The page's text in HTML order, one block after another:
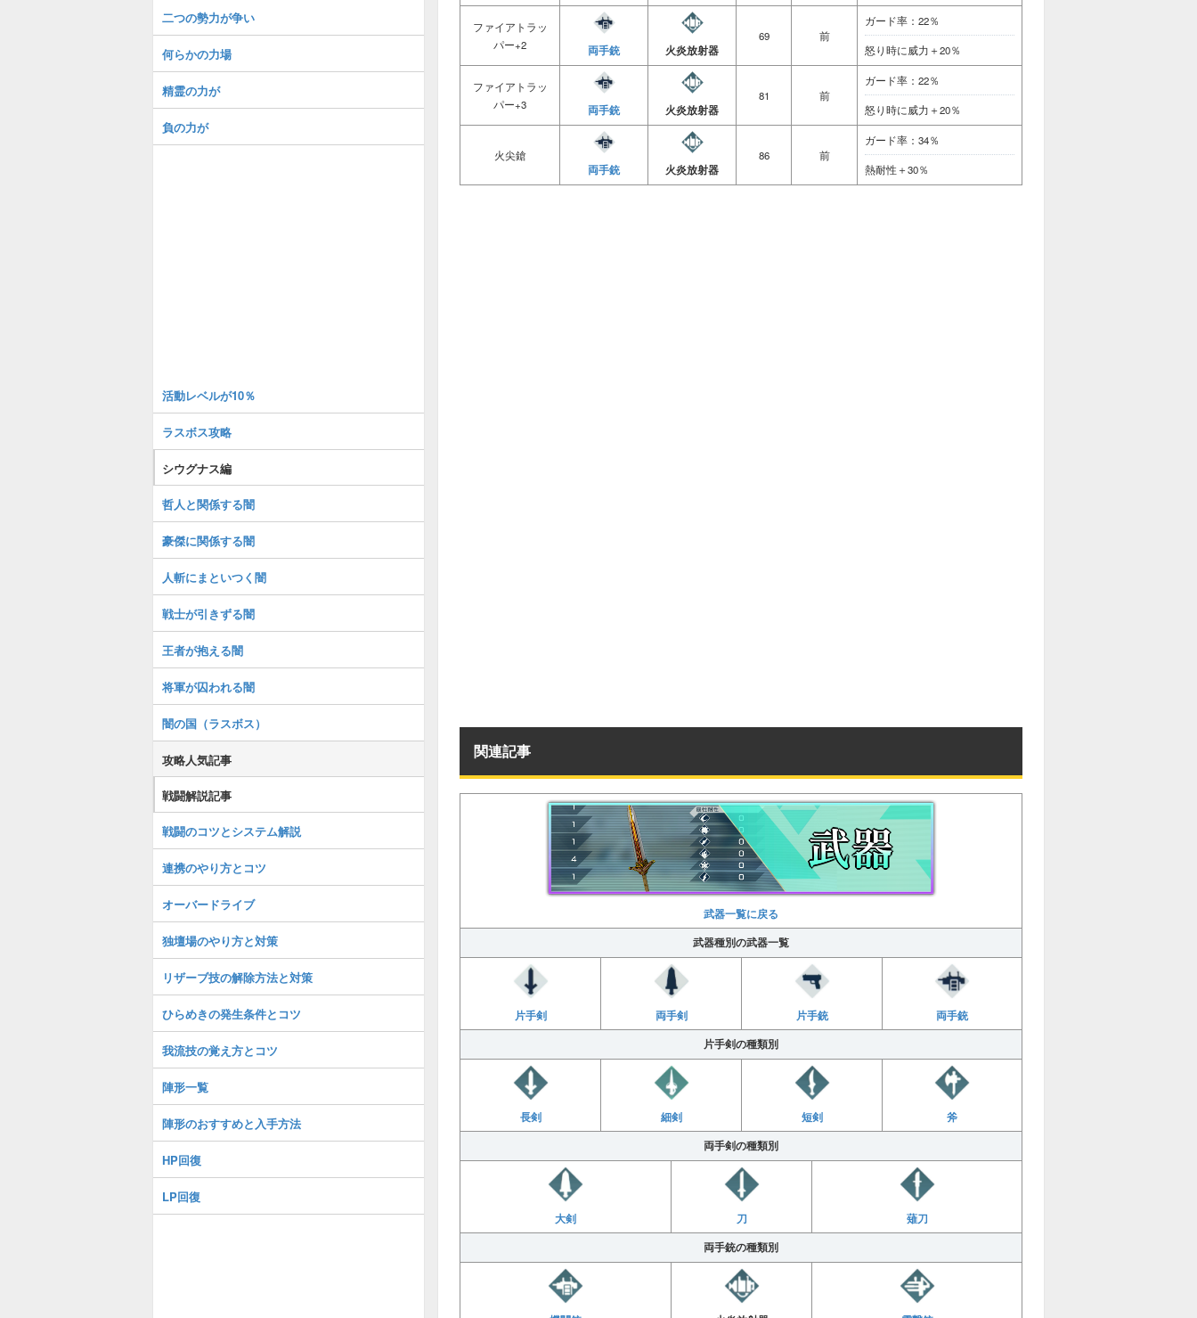
ファイアトラッ
パー+2
両手銃 火炎放射器
69 前
ガード率：22％
怒り時に威力＋20％
ファイアトラッ
パー+3
両手銃 火炎放射器
81 前
ガード率：22％
怒り時に威力＋20％
火尖鎗
両手銃 火炎放射器
86 前
ガード率：34％
熱耐性＋30％
関連記事
武器一覧に戻る
武器種別の武器一覧
片手剣 両手剣 片手銃 両手銃
片手剣の種類別
長剣 細剣 短剣 斧
両手剣の種類別
大剣 刀 薙刀
両手銃の種類別
二つの勢力が争い
何らかの力場
精霊の力が
負の力が
活動レベルが10％
ラスボス攻略
シウグナス編
哲人と関係する闇
豪傑に関係する闇
人斬にまといつく闇
戦士が引きずる闇
王者が抱える闇
将軍が囚われる闇
闇の国（ラスボス）
攻略人気記事
戦闘解説記事
戦闘のコツとシステム解説
連携のやり方とコツ
オーバードライブ
独壇場のやり方と対策
リザーブ技の解除方法と対策
ひらめきの発生条件とコツ
我流技の覚え方とコツ
陣形一覧
陣形のおすすめと入手方法
HP回復
LP回復